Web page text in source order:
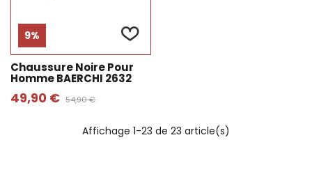
9%
Chaussure Noire Pour
Homme BAERCHI 2632
49,90 € 54,90 €
Affichage 1-23 de 23 article(s)